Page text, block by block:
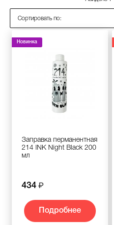
Сортировать по:
Новинка
Заправка перманентная
214 INK Night Black 200
мл
434
Подробнее